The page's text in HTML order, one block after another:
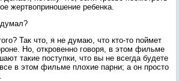
жертвоприношение ребенка.
Так что, я не думаю, что кто-то поймет
Но, откровенно говоря, в этом фильме
такие поступки, что вы не всегда будете
в этом фильме плохие парни; а он просто